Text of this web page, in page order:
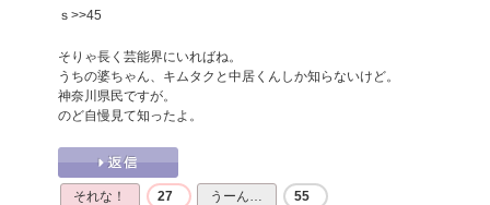
ｓ >>45
そりゃ長く芸能界にいればね。
うちの婆ちゃん、キムタクと中居くんしか知らないけど。
神奈川県民ですが。
のど自慢見て知ったよ。
それな！ 27 うーん… 55